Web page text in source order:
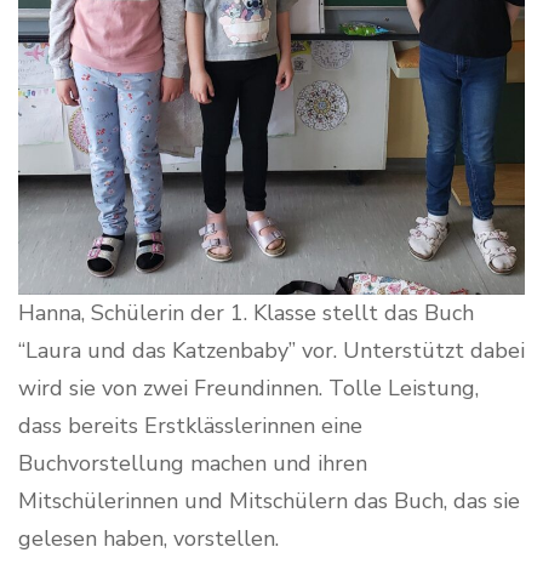
Hanna, Schülerin der 1. Klasse stellt das Buch
“Laura und das Katzenbaby” vor. Unterstützt dabei
wird sie von zwei Freundinnen. Tolle Leistung,
dass bereits Erstklässlerinnen eine
Buchvorstellung machen und ihren
Mitschülerinnen und Mitschülern das Buch, das sie
gelesen haben, vorstellen.